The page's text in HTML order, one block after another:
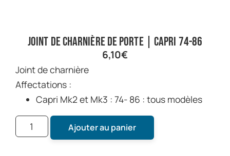
Joint de charnière de porte | Capri 74-86
6,10€
Joint de charnière
Affectations :
Capri Mk2 et Mk3 : 74- 86 : tous modèles
Ajouter au panier